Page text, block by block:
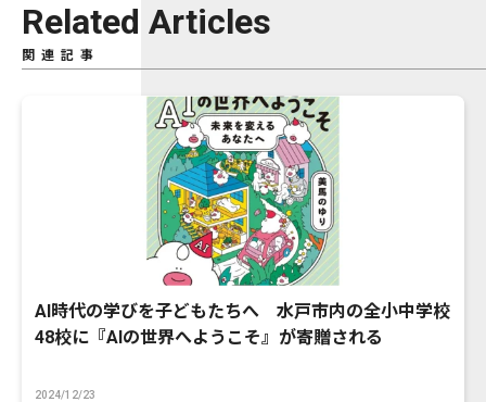
Related Articles
関連記事
AI時代の学びを子どもたちへ 水戸市内の全小中学校
48校に『AIの世界へようこそ』が寄贈される
2024/12/23